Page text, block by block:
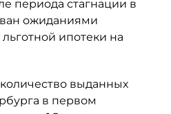
периода стагнации в
ожиданиями
ипотеки на
выданных
в первом